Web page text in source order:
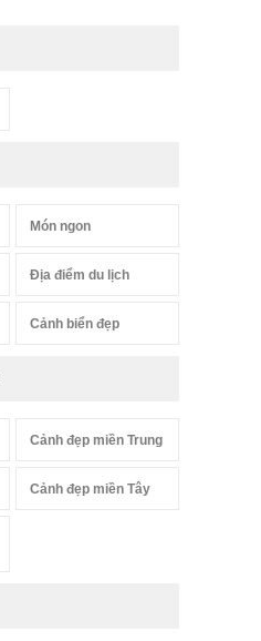
Món ngon
Địa điểm du lịch
Cảnh biển đẹp
Cảnh đẹp miền Trung
Cảnh đẹp miền Tây